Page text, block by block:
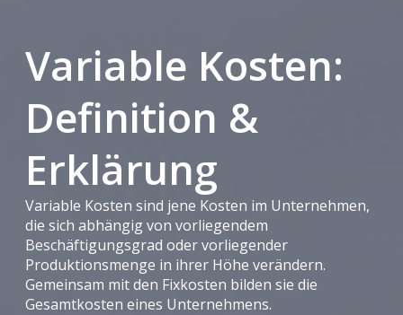
Variable Kosten:
Definition &
Erklärung
Variable Kosten sind jene Kosten im Unternehmen,
die sich abhängig von vorliegendem
Beschäftigungsgrad oder vorliegender
Produktionsmenge in ihrer Höhe verändern.
Gemeinsam mit den Fixkosten bilden sie die
Gesamtkosten eines Unternehmens.